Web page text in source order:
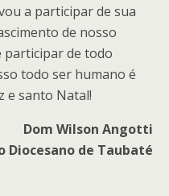
a participar de sua
de nosso
participar de todo
todo ser humano é
e santo Natal!
Dom Wilson Angotti
Diocesano de Taubaté